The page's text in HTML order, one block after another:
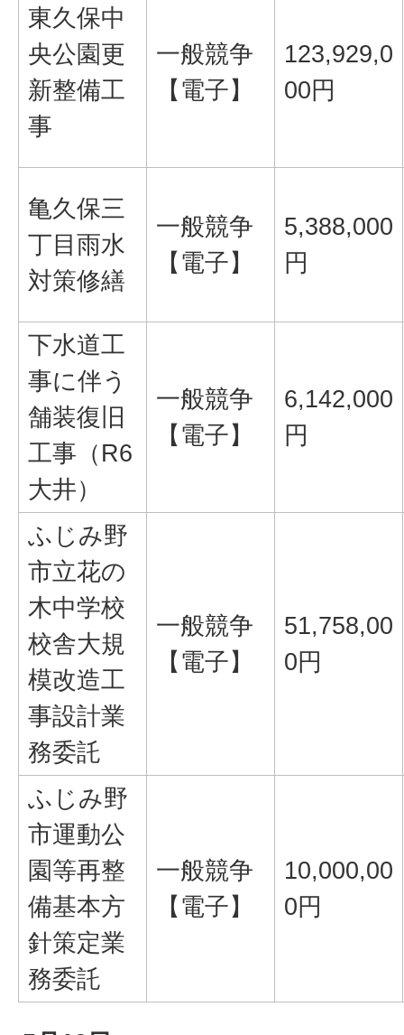
東久保中
央公園更
新整備工
事
一般競争
【電子】
123,929,0
00円
亀久保三
丁目雨水
対策修繕
一般競争
【電子】
5,388,000
円
下水道工
事に伴う
舗装復旧
工事（R6
大井）
一般競争
【電子】
6,142,000
円
ふじみ野
市立花の
木中学校
校舎大規
模改造工
事設計業
務委託
一般競争
【電子】
51,758,00
0円
ふじみ野
市運動公
園等再整
備基本方
針策定業
務委託
一般競争
【電子】
10,000,00
0円